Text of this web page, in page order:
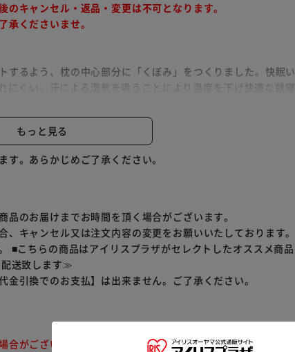
キャンセル・返品・変更は不可となります。
承くださいませ。
するよう、枕の中心部分に「くぼみ」をつくりました。快眠い
くい。汗による湿気を吸うことにより温度を下げ快適な就寝
で、柔らかく、すべすべしたとした肌触りです。中材には低反
ずヘタリにくく、型崩れしにくいのが特長です。い草の表面に
には、ヒノキチオールという天然物質としては極めて抗菌性
もっと見る
。あらかじめご了承ください。
のお届けまでお時間を頂く場合がございます。
キャンセル又は注文内容の変更をお願いいたしております。
■こちらの商品はアイリスプラザがセレクトしたオススメ商品
送致します≫
引換でのお支払】は出来ません。ご了承ください。
がございます。ご注文をいただいた後にお断りさせていただ